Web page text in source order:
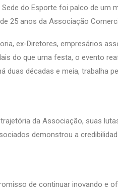
Sede do Esporte foi palco de um
25 anos da Associação
ex-Diretores, empresários
do que uma festa, o evento
duas décadas e meia, trabalha
da Associação, suas
demonstrou a
de continuar inovando e